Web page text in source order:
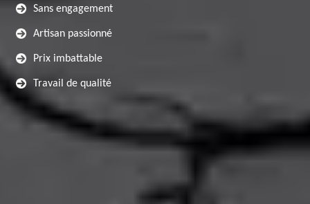
Sans engagement
Artisan passionné
Prix imbattable
Travail de qualité